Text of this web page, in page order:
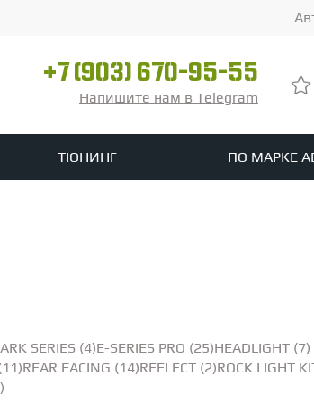
+7 (903) 670-95-55
Напишите нам в Telegram
ТЮНИНГ
ПО МАРКЕ
SERIES (4)E-SERIES PRO (25)HEADLIGHT (7)
REAR FACING (14)REFLECT (2)ROCK LIGHT